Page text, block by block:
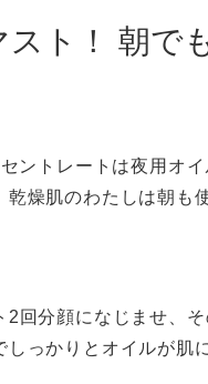
ト！ 朝で
ントレートは夜用オ
燥肌のわたしは朝も
回分顔になじませ、
っかりとオイルが肌